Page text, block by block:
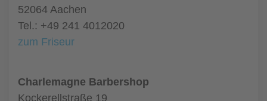
52064 Aachen
Tel.: +49 241 4012020
zum Friseur
Charlemagne Barbershop
Kockerellstraße 19